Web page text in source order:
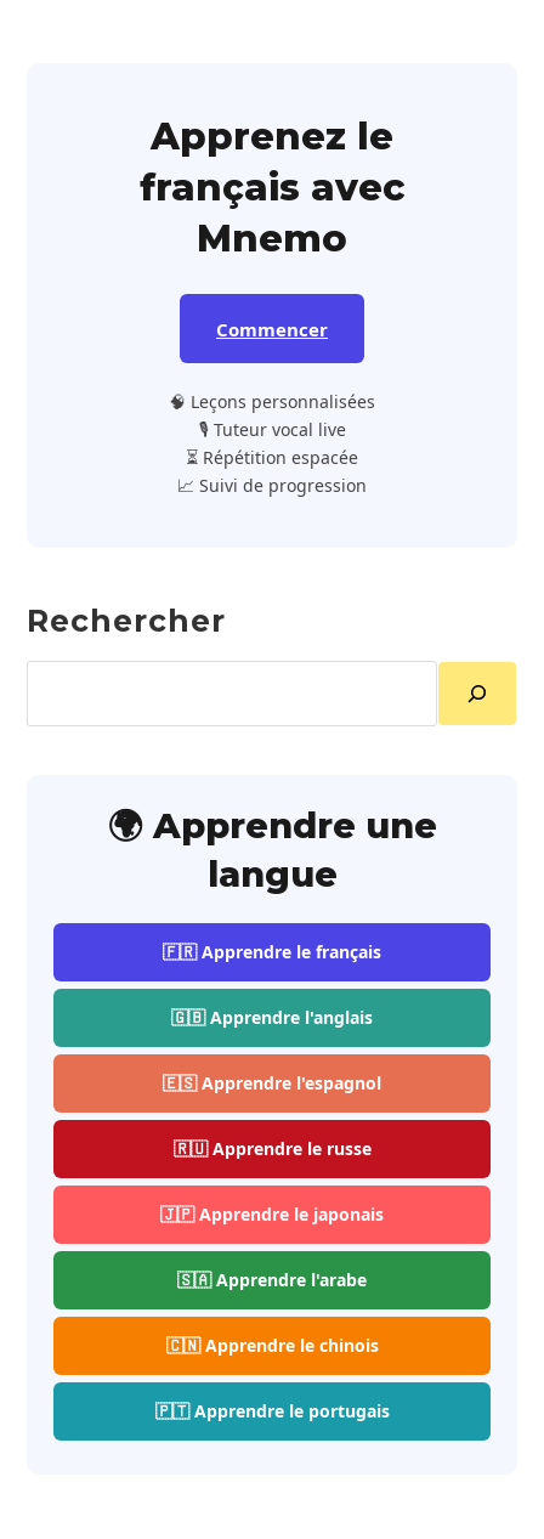
Apprenez le
français avec
Mnemo
Commencer
🧠 Leçons personnalisées
🎙️ Tuteur vocal live
⏳ Répétition espacée
📈 Suivi de progression
Rechercher
🌍 Apprendre une
langue
🇫🇷 Apprendre le français
🇬🇧 Apprendre l'anglais
🇪🇸 Apprendre l'espagnol
🇷🇺 Apprendre le russe
🇯🇵 Apprendre le japonais
🇸🇦 Apprendre l'arabe
🇨🇳 Apprendre le chinois
🇵🇹 Apprendre le portugais